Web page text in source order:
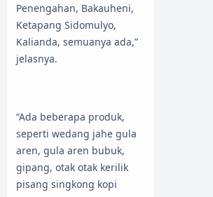
Penengahan, Bakauheni,
Ketapang Sidomulyo,
Kalianda, semuanya ada,”
jelasnya.
“Ada beberapa produk,
seperti wedang jahe gula
aren, gula aren bubuk,
gipang, otak otak kerilik
pisang singkong kopi